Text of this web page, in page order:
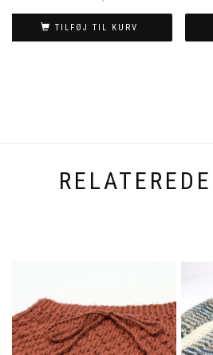
TILFØJ TIL KURV